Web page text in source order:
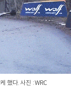
했다. 사진 : WRC